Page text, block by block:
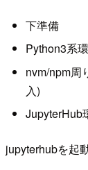
下準備
Python3系
nvm/npm周
入)
JupyterHub
jupyterhubを起